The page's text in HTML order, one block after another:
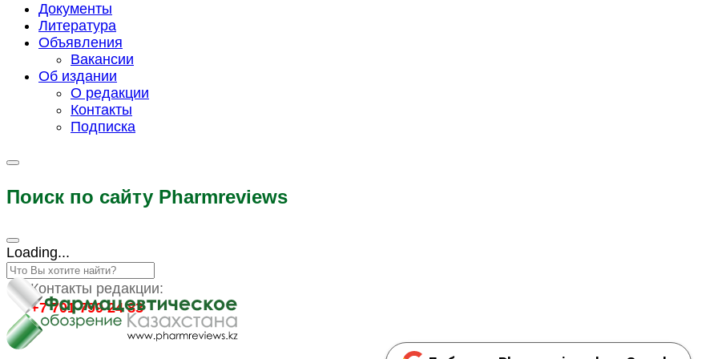
Документы
Литература
Объявления
Вакансии
Об издании
О редакции
Контакты
Подписка
Поиск по сайту Pharmreviews
Loading...
Контакты редакции:
+7 701 799 24 83